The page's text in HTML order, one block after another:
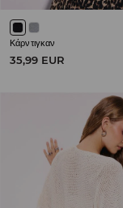
Κάρντιγκαν
35,99 EUR